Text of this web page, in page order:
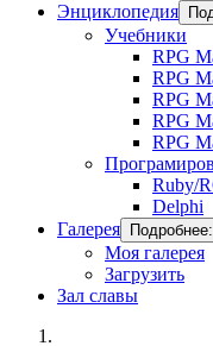
Энциклопедия
Учебники
RPG
RPG
RPG
RPG
RPG
Ruby/
Delphi
Галерея
Моя галерея
Загрузить
Зал славы